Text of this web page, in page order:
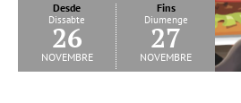
Desde
Dissabte
26
novembre
Fins
Diumenge
27
novembre